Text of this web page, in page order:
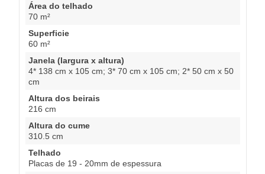
Área do telhado
70 m²
Superficie
60 m²
Janela (largura x altura)
4* 138 cm x 105 cm; 3* 70 cm x 105 cm; 2* 50 cm x 50
cm
Altura dos beirais
216 cm
Altura do cume
310.5 cm
Telhado
Placas de 19 - 20mm de espessura